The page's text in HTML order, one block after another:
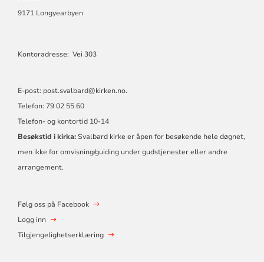
9171 Longyearbyen
Kontoradresse: Vei 303
E-post: post.svalbard@kirken.no.
Telefon: 79 02 55 60
Telefon- og kontortid 10-14
Besøkstid i kirka:Svalbard kirke er åpen for besøkende hele døgnet,
men ikke for omvisning/guiding under gudstjenester eller andre
arrangement.
Følg oss på Facebook
Logg inn
Tilgjengelighetserklæring